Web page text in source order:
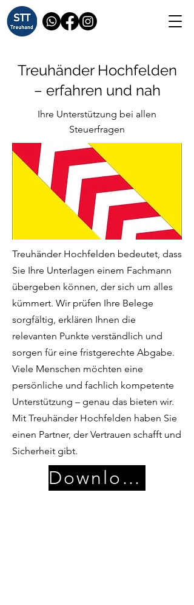
Treuhänder Hochfelden
– erfahren und nah
Ihre Unterstützung bei allen
Steuerfragen
Treuhänder Hochfelden bedeutet, dass
Sie Ihre Unterlagen einem Fachmann
übergeben können, der sich um alles
kümmert. Wir prüfen Ihre Belege
sorgfältig, erklären Ihnen die
relevanten Punkte verständlich und
sorgen für eine fristgerechte Abgabe.
Viele Menschen möchten eine
persönliche und fachlich kompetente
Unterstützung – genau das bieten wir.
Mit Treuhänder Hochfelden haben Sie
einen Partner, der Vertrauen schafft und
Sicherheit gibt.
Download